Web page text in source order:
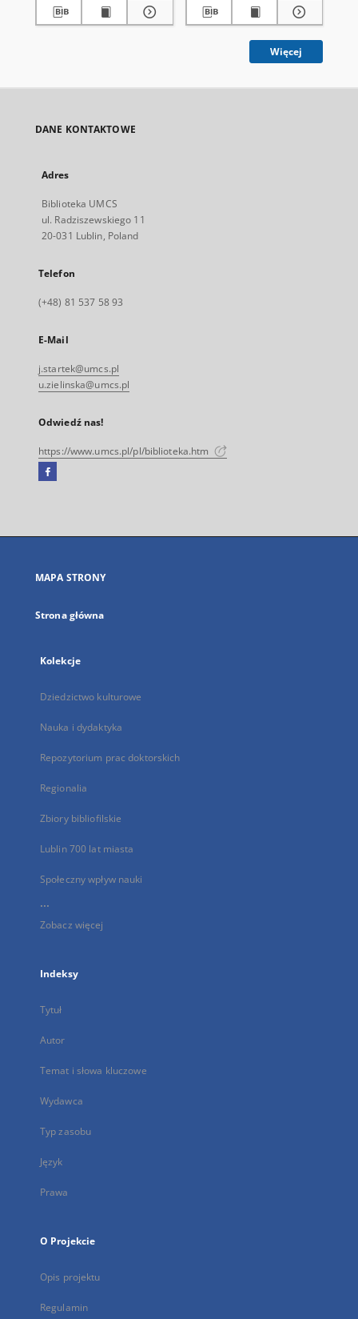
Więcej
DANE KONTAKTOWE
Adres
Biblioteka UMCS
ul. Radziszewskiego 11
20-031 Lublin, Poland
Telefon
(+48) 81 537 58 93
E-Mail
j.startek@umcs.pl
u.zielinska@umcs.pl
Odwiedź nas!
https://www.umcs.pl/pl/biblioteka.htm
Facebook
się
karcie
MAPA STRONY
Strona główna
Kolekcje
Dziedzictwo kulturowe
Nauka i dydaktyka
Repozytorium prac doktorskich
Regionalia
Zbiory bibliofilskie
Lublin 700 lat miasta
Społeczny wpływ nauki
...
Zobacz więcej
Indeksy
Tytuł
Autor
Temat i słowa kluczowe
Wydawca
Typ zasobu
Język
Prawa
O Projekcie
Opis projektu
Regulamin